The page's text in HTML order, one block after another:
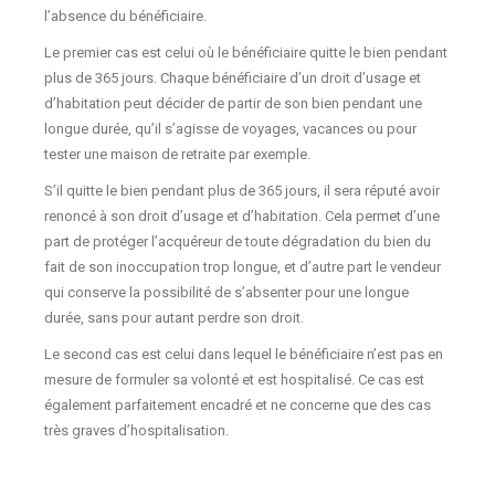
l’absence du bénéficiaire.
Le premier cas est celui où le bénéficiaire quitte le bien pendant
plus de 365 jours. Chaque bénéficiaire d’un droit d’usage et
d’habitation peut décider de partir de son bien pendant une
longue durée, qu’il s’agisse de voyages, vacances ou pour
tester une maison de retraite par exemple.
S’il quitte le bien pendant plus de 365 jours, il sera réputé avoir
renoncé à son droit d’usage et d’habitation. Cela permet d’une
part de protéger l’acquéreur de toute dégradation du bien du
fait de son inoccupation trop longue, et d’autre part le vendeur
qui conserve la possibilité de s’absenter pour une longue
durée, sans pour autant perdre son droit.
Le second cas est celui dans lequel le bénéficiaire n’est pas en
mesure de formuler sa volonté et est hospitalisé. Ce cas est
également parfaitement encadré et ne concerne que des cas
très graves d’hospitalisation.